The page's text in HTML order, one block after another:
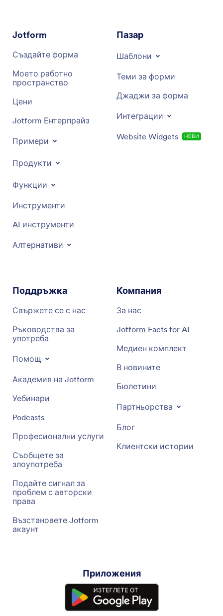
Jotform
Създайте форма
Моето работно
пространство
Цени
Jotform Ентерпрайз
Примери
Продукти
Функции
Инструменти
AI инструменти
Алтернативи
Пазар
Шаблони
Теми за форми
Джаджи за форма
Интеграции
Website Widgets НОВИ
Поддръжка
Свържете се с нас
Ръководства за
употреба
Помощ
Академия на Jotform
Уебинари
Podcasts
Професионални услуги
Съобщете за
злоупотреба
Подайте сигнал за
проблем с авторски
права
Възстановете Jotform
акаунт
Компания
За нас
Jotform Facts for AI
Медиен комплект
В новините
Бюлетини
Партньорства
Блог
Клиентски истории
Приложения